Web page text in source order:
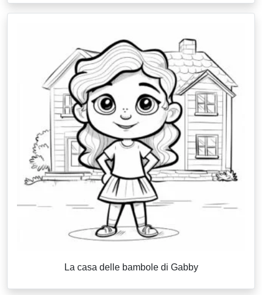
La casa delle bambole di Gabby